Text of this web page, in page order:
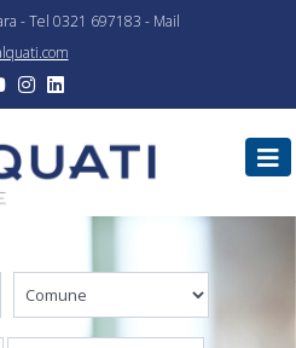
- Tel 0321 697183 - Mail